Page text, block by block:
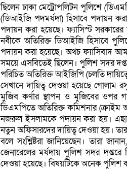
ছিলেন ঢাকা মেট্রোপলিটন পুলিশে
(ডিআইজি পদমর্যদা) হিসাবে পদায়ন
পদায়ন করা হয়েছে। ফ্যাসিস্ট
নবীকে অতিরিক্ত ডিআইজি হিসাবে
পদায়ন করা হয়েছে। অথচ ফ্যাসিবাদ
সময়ে এসবিতেই ছিলেন। পুলিশ সদর
পরিচিত অতিরিক্ত আইজিপি (চলতি
সেখানে দায়িত্ব দেওয়া হয়েছে গোলাম
মুজিব কর্ণার স্থাপন ও মুজিবের ওপর
ডিএমপিতে অতিরিক্ত কমিশনার
নজরুল ইসলামকে পদায়ন করা হয়।
নতুন অফিসারদের দায়িত্ব দেওয়া হয়।
বলে সংশ্লিষ্টরা জানিয়েছেন। তারা
জেনারেলের মর্যদায় পুলিশ সদর
দেওয়া হয়েছে। বিষয়টিকে অনেক পুলিশ